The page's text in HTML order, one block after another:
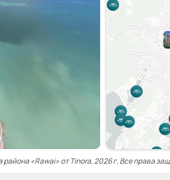
«Rawai» от Tinora, 2026 г. Все права